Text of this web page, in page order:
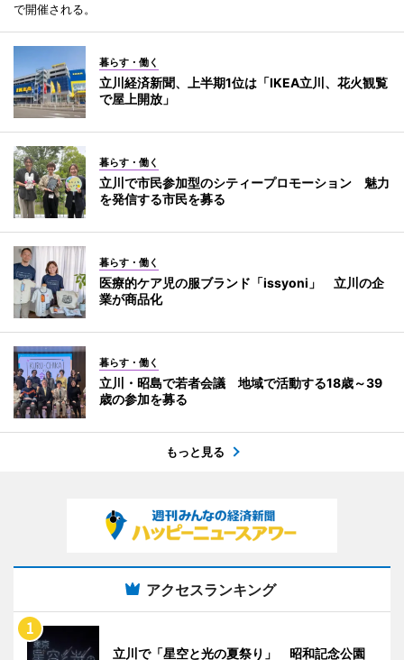
で開催される。
暮らす・働く
立川経済新聞、上半期1位は「IKEA立川、花火観覧
で屋上開放」
暮らす・働く
立川で市民参加型のシティープロモーション 魅力
を発信する市民を募る
暮らす・働く
医療的ケア児の服ブランド「issyoni」 立川の企
業が商品化
暮らす・働く
立川・昭島で若者会議 地域で活動する18歳～39
歳の参加を募る
もっと見る
アクセスランキング
立川で「星空と光の夏祭り」 昭和記念公園